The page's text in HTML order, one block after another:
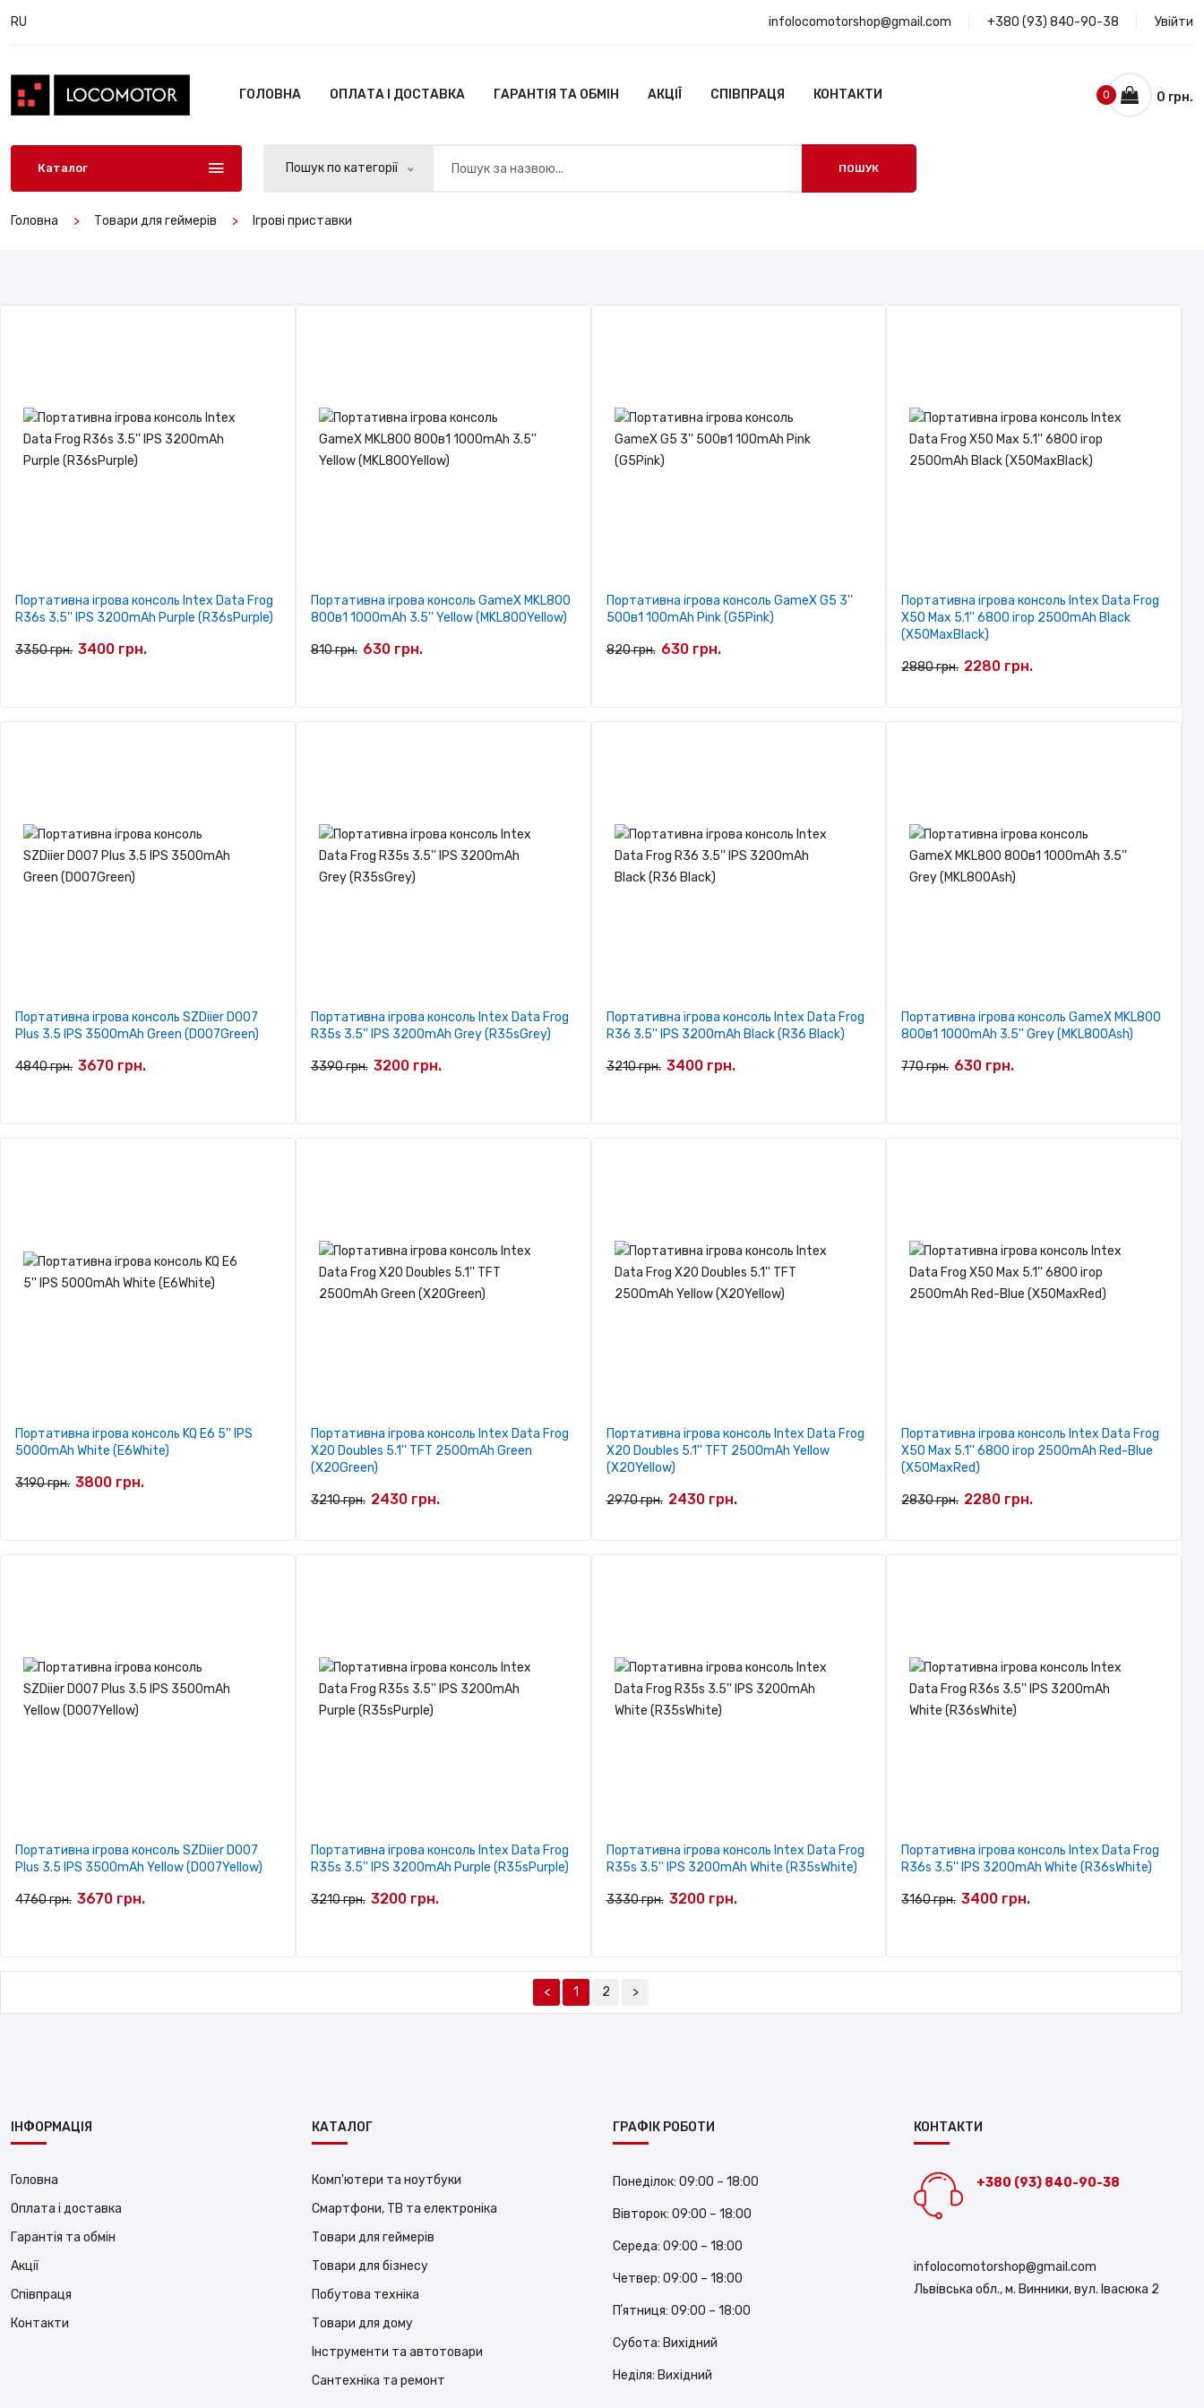
RU infolocomotorshop@gmail.com +380 (93) 840-90-38 Увійти
ГОЛОВНА ОПЛАТА І ДОСТАВКА ГАРАНТІЯ ТА ОБМІН АКЦІЇ СПІВПРАЦЯ КОНТАКТИ 0 грн.
0
Каталог Пошук по категорії ПОШУК
Головна Товари для геймерів Ігрові приставки
Портативна ігрова консоль Intex Data Frog
R36s 3.5'' IPS 3200mAh Purple (R36sPurple)
3350 грн. 3400 грн.
Портативна ігрова консоль GameX MKL800
800в1 1000mAh 3.5'' Yellow (MKL800Yellow)
810 грн. 630 грн.
Портативна ігрова консоль GameX G5 3''
500в1 100mAh Pink (G5Pink)
820 грн. 630 грн.
Портативна ігрова консоль Intex Data Frog
X50 Max 5.1'' 6800 ігор 2500mAh Black
(X50MaxBlack)
2880 грн. 2280 грн.
Портативна ігрова консоль SZDiier D007
Plus 3.5 IPS 3500mAh Green (D007Green)
4840 грн. 3670 грн.
Портативна ігрова консоль Intex Data Frog
R35s 3.5'' IPS 3200mAh Grey (R35sGrey)
3390 грн. 3200 грн.
Портативна ігрова консоль Intex Data Frog
R36 3.5'' IPS 3200mAh Black (R36 Black)
3210 грн. 3400 грн.
Портативна ігрова консоль GameX MKL800
800в1 1000mAh 3.5'' Grey (MKL800Ash)
770 грн. 630 грн.
Портативна ігрова консоль KQ E6 5'' IPS
5000mAh White (E6White)
3190 грн. 3800 грн.
Портативна ігрова консоль Intex Data Frog
X20 Doubles 5.1'' TFT 2500mAh Green
(X20Green)
3210 грн. 2430 грн.
Портативна ігрова консоль Intex Data Frog
X20 Doubles 5.1'' TFT 2500mAh Yellow
(X20Yellow)
2970 грн. 2430 грн.
Портативна ігрова консоль Intex Data Frog
X50 Max 5.1'' 6800 ігор 2500mAh Red-Blue
(X50MaxRed)
2830 грн. 2280 грн.
Портативна ігрова консоль SZDiier D007
Plus 3.5 IPS 3500mAh Yellow (D007Yellow)
4760 грн. 3670 грн.
Портативна ігрова консоль Intex Data Frog
R35s 3.5'' IPS 3200mAh Purple (R35sPurple)
3210 грн. 3200 грн.
Портативна ігрова консоль Intex Data Frog
R35s 3.5'' IPS 3200mAh White (R35sWhite)
3330 грн. 3200 грн.
Портативна ігрова консоль Intex Data Frog
R36s 3.5'' IPS 3200mAh White (R36sWhite)
3160 грн. 3400 грн.
< 1 2 >
ІНФОРМАЦІЯ
Головна
Оплата і доставка
Гарантія та обмін
Акції
Співпраця
Контакти
КАТАЛОГ
Комп'ютери та ноутбуки
Смартфони, ТВ та електроніка
Товари для геймерів
Товари для бізнесу
Побутова техніка
Товари для дому
Інструменти та автотовари
Сантехніка та ремонт
ГРАФІК РОБОТИ
Понеділок: 09:00 – 18:00
Вівторок: 09:00 – 18:00
Середа: 09:00 – 18:00
Четвер: 09:00 – 18:00
Пʼятниця: 09:00 – 18:00
Субота: Вихідний
Неділя: Вихідний
КОНТАКТИ
+380 (93) 840-90-38
infolocomotorshop@gmail.com
Львівська обл., м. Винники, вул. Івасюка 2